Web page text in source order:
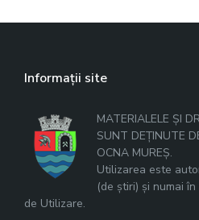
Informații site
MATERIALELE ȘI
SUNT DEȚINUTE
OCNA MUREȘ.
Utilizarea este
(de știri) și numai
de Utilizare.